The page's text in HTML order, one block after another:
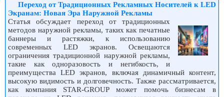
Переход от Традиционных Рекламных Носителей к LED
Экранам: Новая Эра Наружной Рекламы
Статья обсуждает переход от традиционных
методов наружной рекламы, таких как печатные
баннеры и растяжки, к использованию
современных LED экранов. Освещаются
ограничения традиционной наружной рекламы,
такие как одноразовость и негибкость, и
преимущества LED экранов, включая динамичный контент,
высокую видимость и долговечность. Также рассматривается,
как компания STAR-GROUP может помочь бизнесам в